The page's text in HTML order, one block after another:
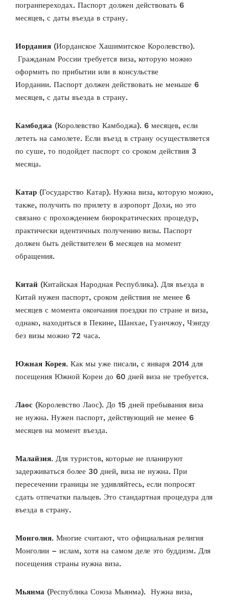
погранпереходах. Паспорт должен действовать 6
месяцев, с даты въезда в страну.
Иордания (Иорданское Хашимитское Королевство).
Гражданам России требуется виза, которую можно
оформить по прибытии или в консульстве
Иордании. Паспорт должен действовать не меньше 6
месяцев, с даты въезда в страну.
Камбоджа (Королевство Камбоджа). 6 месяцев, если
лететь на самолете. Если въезд в страну осуществляется
по суше, то подойдет паспорт со сроком действия 3
месяца.
Катар (Государство Катар). Нужна виза, которую можно,
также, получить по прилету в аэропорт Дохи, но это
связано с прохождением бюрократических процедур,
практически идентичных получению визы. Паспорт
должен быть действителен 6 месяцев на момент
обращения.
Китай (Китайская Народная Республика). Для въезда в
Китай нужен паспорт, сроком действия не менее 6
месяцев с момента окончания поездки по стране и виза,
однако, находиться в Пекине, Шанхае, Гуанчжоу, Чэнгду
без визы можно 72 часа.
Южная Корея. Как мы уже писали, с января 2014 для
посещения Южной Кореи до 60 дней виза не требуется.
Лаос (Королевство Лаос). До 15 дней пребывания виза
не нужна. Нужен паспорт, действующий не менее 6
месяцев на момент въезда.
Малайзия. Для туристов, которые не планируют
задерживаться более 30 дней, виза не нужна. При
пересечении границы не удивляйтесь, если попросят
сдать отпечатки пальцев. Это стандартная процедура для
въезда в страну.
Монголия. Многие считают, что официальная религия
Монголии – ислам, хотя на самом деле это буддизм. Для
посещения страны нужна виза.
Мьянма (Республика Союза Мьянма). Нужна виза,